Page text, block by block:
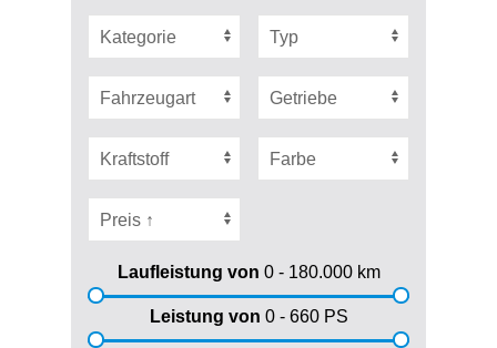
Laufleistung von 0 - 180.000km
Leistung von 0 - 660PS